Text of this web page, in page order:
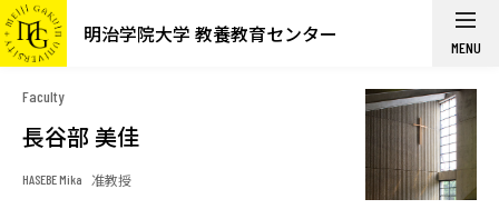
明治学院大学 教養教育センター MENU
Faculty
長谷部 美佳
HASEBE Mika 准教授